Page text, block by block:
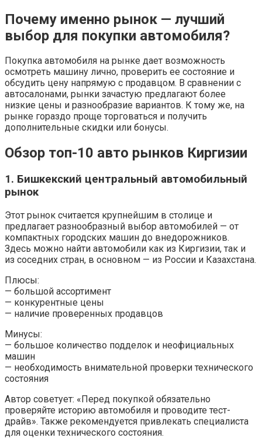
Почему именно рынок — лучший
выбор для покупки автомобиля?
Покупка автомобиля на рынке дает возможность
осмотреть машину лично, проверить ее состояние и
обсудить цену напрямую с продавцом. В сравнении с
автосалонами, рынки зачастую предлагают более
низкие цены и разнообразие вариантов. К тому же, на
рынке гораздо проще торговаться и получить
дополнительные скидки или бонусы.
Обзор топ-10 авто рынков Киргизии
1. Бишкекский центральный автомобильный
рынок
Этот рынок считается крупнейшим в столице и
предлагает разнообразный выбор автомобилей — от
компактных городских машин до внедорожников.
Здесь можно найти автомобили как из Киргизии, так и
из соседних стран, в основном — из России и Казахстана.
Плюсы:
— большой ассортимент
— конкурентные цены
— наличие проверенных продавцов
Минусы:
— большое количество подделок и неофициальных
машин
— необходимость внимательной проверки технического
состояния
Автор советует: «Перед покупкой обязательно
проверяйте историю автомобиля и проводите тест-
драйв». Также рекомендуется привлекать специалиста
для оценки технического состояния.